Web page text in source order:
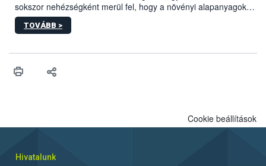
kockázatértékeléséhez szükséges adatbázisokról
sokszor nehézségként merül fel, hogy a növényi alapanyagok
és kivonatok, melyek jelenleg uniós szinten nem szabályozottak,
milyen tisztasági, minőségi és biztonsági paramétereknek
minden adatot összevetve dönteni arról, hogy egy alapanyagot
folyamatban szeretnénk segítséget nyújtani a vállalkozásnak az
TOVÁBB >
Cookie beállítások
Hivatalunk